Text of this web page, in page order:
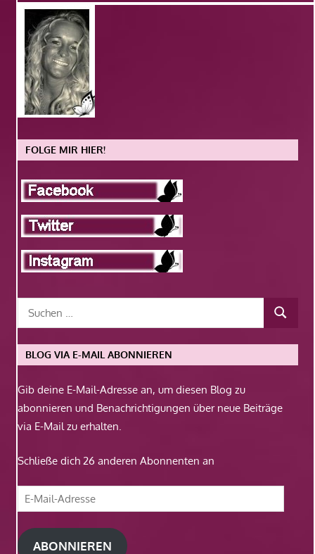
FOLGE MIR HIER!
BLOG VIA E-MAIL ABONNIEREN
Gib deine E-Mail-Adresse an, um diesen Blog zu
abonnieren und Benachrichtigungen über neue Beiträge
via E-Mail zu erhalten.
Schließe dich 26 anderen Abonnenten an
E-
Mail-
Adresse
ABONNIEREN